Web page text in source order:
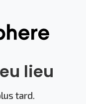
lieu
tard.